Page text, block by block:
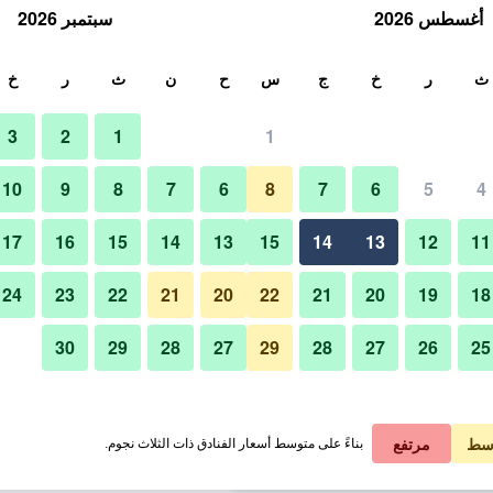
في الليلة
﷼ عرض الصفقة
﷼ عرض الصفقة صور لـ طوكيو دبليو إن أساكوسا -
أغسطس 2026
ث ر خ ج س
1
4
5
6
7
8
11
12
13
14
15
18
19
20
21
22
25
26
27
28
29
سبتمبر 2026
ح ن ث ر خ
1
2
3
6
7
8
9
10
13
14
15
16
17
20
21
22
23
24
27
28
29
30
مرتفع بناءً على متوسط أسعار الفنادق ذات الثلاث نجوم.